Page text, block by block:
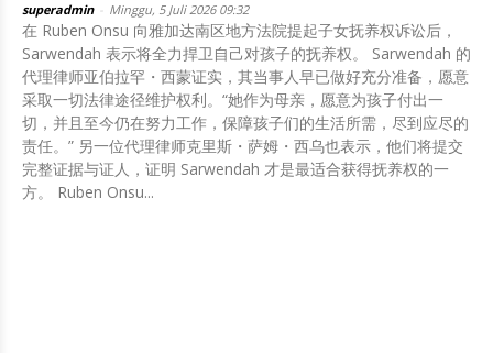
superadmin Minggu, 5 Juli 2026 09:32
在 Ruben Onsu 向雅加达南区地方法院提起子女抚养权诉讼后，
Sarwendah 表示将全力捍卫自己对孩子的抚养权。 Sarwendah 的
代理律师亚伯拉罕・西蒙证实，其当事人早已做好充分准备，愿意
采取一切法律途径维护权利。“她作为母亲，愿意为孩子付出一
切，并且至今仍在努力工作，保障孩子们的生活所需，尽到应尽的
责任。” 另一位代理律师克里斯・萨姆・西乌也表示，他们将提交
完整证据与证人，证明 Sarwendah 才是最适合获得抚养权的一
方。 Ruben Onsu...